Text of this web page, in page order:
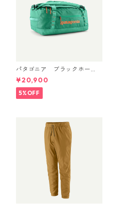
パタゴニア ブラックホー
ル・ダッフル 40L Aqua Ston
e 49339 日本正規品
¥20,900
5%OFF